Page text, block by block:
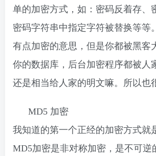
单的加密方式，如：密码反着存、
密码字符串中指定字符被替换等等
有点加密的意思，但是你都被黑客
你的数据库，后台加密程序都被人
还是相当给人家的明文嘛。所以也
MD5 加密
我知道的第一个正经的加密方式就
MD5加密是非对称加密，是不可逆